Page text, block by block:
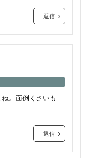
返信
。面倒くさいも
返信